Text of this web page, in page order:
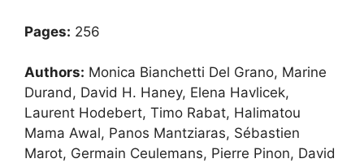
Pages: 256
Authors: Monica Bianchetti Del Grano, Marine
Durand, David H. Haney, Elena Havlicek,
Laurent Hodebert, Timo Rabat, Halimatou
Mama Awal, Panos Mantziaras, Sébastien
Marot, Germain Ceulemans, Pierre Pinon, David